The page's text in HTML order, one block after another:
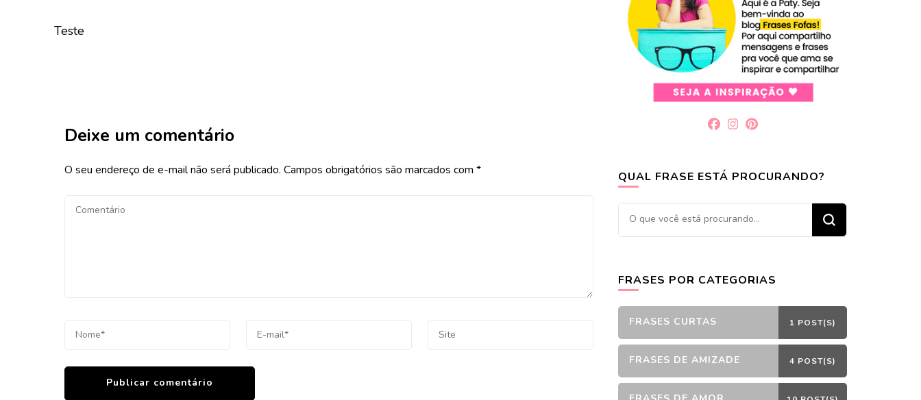
Teste
Deixe um comentário
O seu endereço de e-mail não será publicado. Campos obrigatórios são marcados com * QUAL FRASE ESTÁ PROCURANDO?
Procurando
algo?
FRASES POR CATEGORIAS
FRASES CURTAS 1 POST(S)
FRASES DE AMIZADE 4 POST(S)